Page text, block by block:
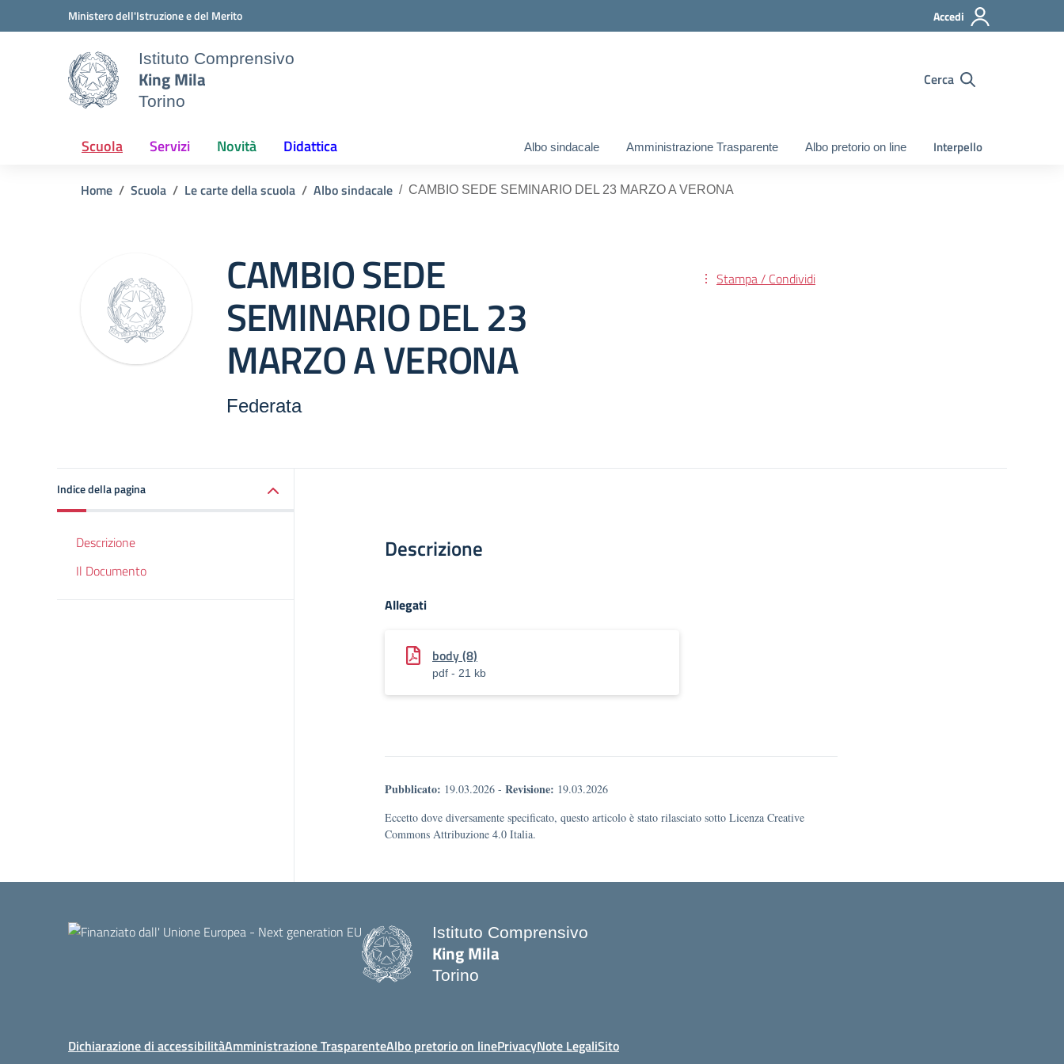
Vai ai contenuti
Vai al menu di navigazioneMinistero dell'Istruzione e del Merito Accedi
Istituto Comprensivo
King Mila
Torino
Cerca
Scuola Servizi Novità Didattica Albo sindacale Amministrazione Trasparente Albo pretorio on line Interpello
Home Scuola Le carte della scuola Albo sindacale CAMBIO SEDE SEMINARIO DEL 23 MARZO A VERONA
CAMBIO SEDE
SEMINARIO DEL 23
MARZO A VERONA
Federata
Stampa / Condividi
Indice della pagina
Descrizione
Il Documento
Descrizione
Allegati
body (8)
pdf - 21 kb
Pubblicato: 19.03.2026 - Revisione: 19.03.2026
Eccetto dove diversamente specificato, questo articolo è stato rilasciato sotto Licenza Creative
Commons Attribuzione 4.0 Italia.
Istituto Comprensivo
King Mila
Torino
Dichiarazione di accessibilitàAmministrazione TrasparenteAlbo pretorio on linePrivacyNote LegaliSito